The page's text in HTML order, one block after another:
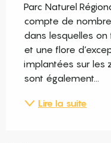
Parc Naturel
compte de
dans lesquelles
et une flore
implantées sur les
sont également...
Lire la suite